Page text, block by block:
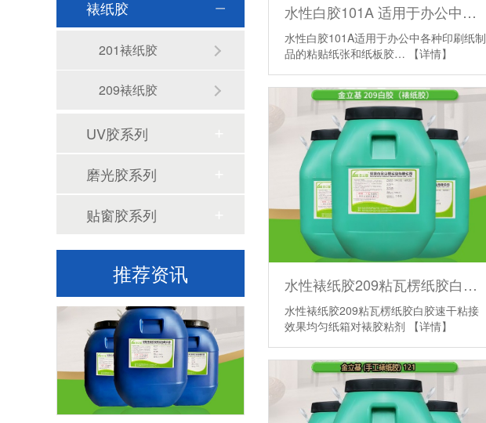
水性白胶101A 适用于办公中各种印刷纸制品的粘贴纸张和纸板胶水
水性白胶101A适用于办公中各种印刷纸制
品的粘贴纸张和纸板胶…
【详情】
水性裱纸胶209粘瓦楞纸胶白胶速干 粘接效果均匀纸箱对裱胶粘剂
水性裱纸胶209粘瓦楞纸胶白胶速干粘接
效果均匀纸箱对裱胶粘剂
【详情】
裱纸胶
201裱纸胶
209裱纸胶
UV胶系列
磨光胶系列
贴窗胶系列
推荐资讯
高速玩具包装产线，PET热封胶快干性能为什么如此重要